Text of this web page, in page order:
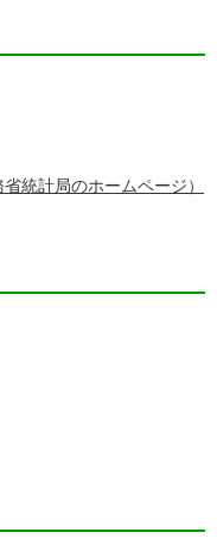
統計局のホームページ）